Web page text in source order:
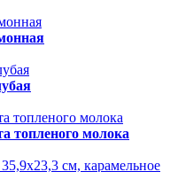
топленого молока